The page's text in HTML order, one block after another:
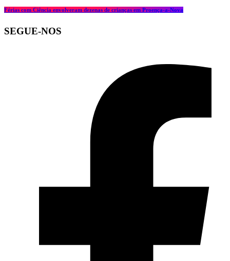
Férias com Ciência envolveram dezenas de crianças em Proença-a-Nova
SEGUE-NOS